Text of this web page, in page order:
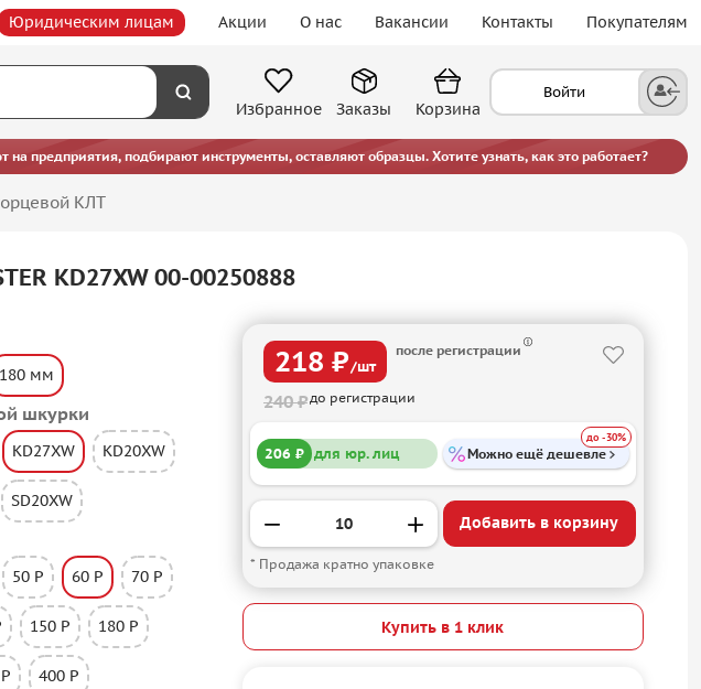
Юридическим лицам Акции О нас Вакансии Контакты Покупателям
Избранное
Войти
Заказы Корзина
предприятия, подбирают инструменты, оставляют образцы. Хотите узнать, как это работает?
КЛТ
KD27XW 00-00250888
180 мм
шкурки
KD27XW KD20XW
SD20XW
50 P 60 P 70 P
150 P 180 P
400 P
218 ₽/шт
после регистрации
240 ₽до регистрации
206 ₽ для юр. лиц Можно ещё дешевле
до -30%
Добавить в корзину
* Продажа кратно упаковке
Купить в 1 клик